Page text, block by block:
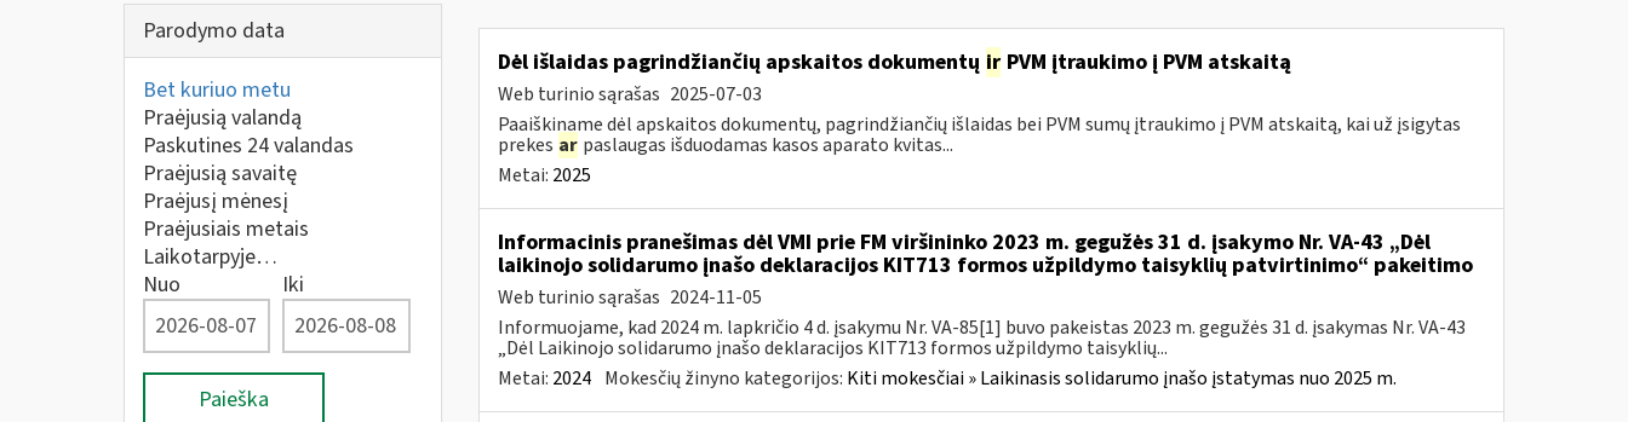
Parodymo data
Bet kuriuo metu
Praėjusią valandą
Paskutines 24 valandas
Praėjusią savaitę
Praėjusį mėnesį
Praėjusiais metais
Laikotarpyje…
Nuo
Iki
Paieška
Dėl išlaidas pagrindžiančių apskaitos dokumentų irPVM įtraukimo į PVM atskaitą
Web turinio sąrašas 2025-07-03
Paaiškiname dėl apskaitos dokumentų, pagrindžiančių išlaidas bei PVM sumų įtraukimo į PVM atskaitą, kai už įsigytas
prekes ar paslaugas išduodamas kasos aparato kvitas...
Metai: 2025
Informacinis pranešimas dėl VMI prie FM viršininko 2023 m. gegužės 31 d. įsakymo Nr. VA-43 „Dėl
laikinojo solidarumo įnašo deklaracijos KIT713 formos užpildymo taisyklių patvirtinimo“ pakeitimo
Web turinio sąrašas 2024-11-05
Informuojame, kad 2024 m. lapkričio 4 d. įsakymu Nr. VA-85[1] buvo pakeistas 2023 m. gegužės 31 d. įsakymas Nr. VA-43
„Dėl Laikinojo solidarumo įnašo deklaracijos KIT713 formos užpildymo taisyklių...
Metai: 2024 Mokesčių žinyno kategorijos: Kiti mokesčiai » Laikinasis solidarumo įnašo įstatymas nuo 2025 m.